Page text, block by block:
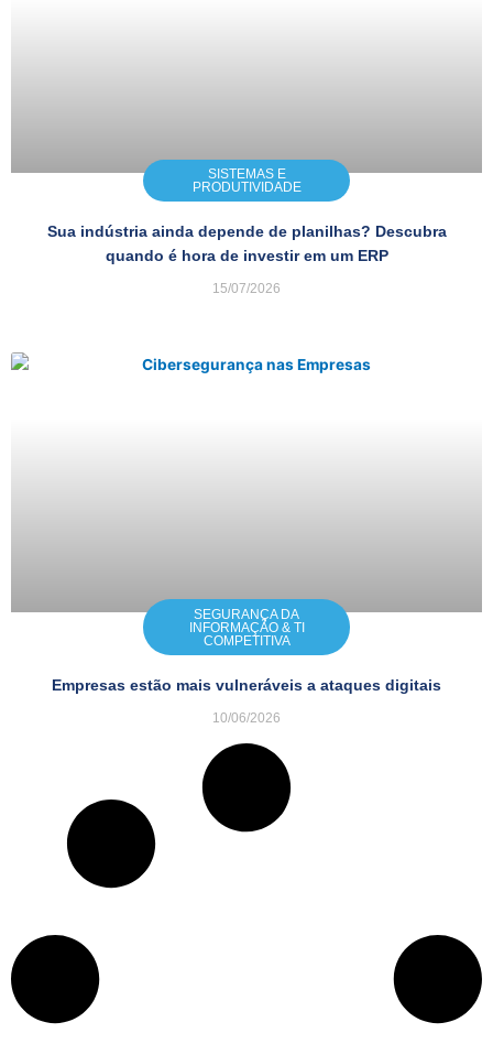
SISTEMAS E
PRODUTIVIDADE
Sua indústria ainda depende de planilhas? Descubra
quando é hora de investir em um ERP
15/07/2026
SEGURANÇA DA
INFORMAÇÃO & TI
COMPETITIVA
Empresas estão mais vulneráveis a ataques digitais
10/06/2026